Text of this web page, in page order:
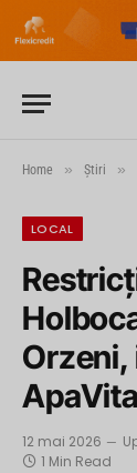
Home » Știri »
LOCAL
Orzeni,
12 mai 2026
1 Min Read